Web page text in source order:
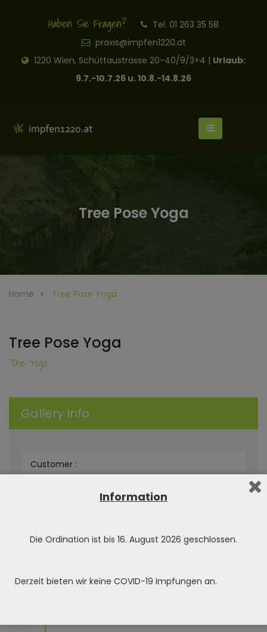
Haben Sie Fragen?
Tel. 01 263 35 58
praxis@impfen1220.at
1220 Wien, Schüttaustrasse 20-40/9/3+4 | Urlaub:
9.7.-10.7.26 u. 10.8.-14.8.26
Tree Pose Yoga
Home Tree Pose Yoga
Tree Pose Yoga
The Yoga
Gallery Info
Customer :
Skill :
Information
Die Ordination ist bis 16. August 2026 geschlossen.
Derzeit bieten wir keine COVID-19 Impfungen an.